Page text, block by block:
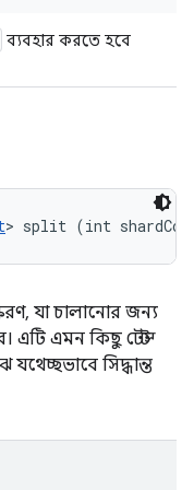
ব্যবহার করতে হবে
> split (int
যা চালানোর জন্য
এটি এমন কিছু টেস্ট
সিদ্ধান্ত